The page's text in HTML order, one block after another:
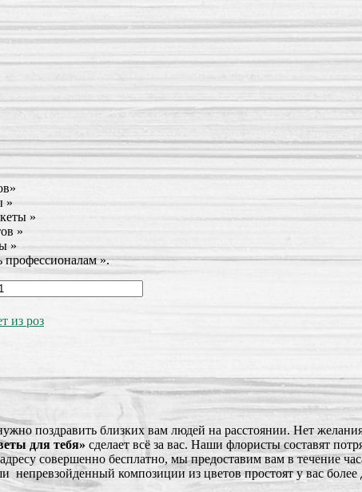
»
»
»
»
профессионалам ».
из роз
поздравить близких вам людей на расстоянии. Нет
для тебя» сделает всё за вас. Наши флористы составят
совершенно бесплатно, мы предоставим вам в течение
непревзойденный композиции из цветов простоят у вас